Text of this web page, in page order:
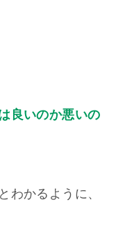
良いのか悪いの
わかるように、